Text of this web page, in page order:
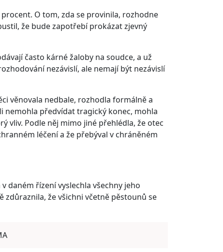
O tom, zda se provinila, rozhodne
že bude zapotřebí prokázat zjevný
často kárné žaloby na soudce, a už
nezávislí, ale nemají být nezávislí
věnovala nedbale, rozhodla formálně a
nemohla předvídat tragický konec, mohla
vliv. Podle něj mimo jiné přehlédla, že otec
léčení a že přebýval v chráněném
daném řízení vyslechla všechny jeho
zdůraznila, že všichni včetně pěstounů se